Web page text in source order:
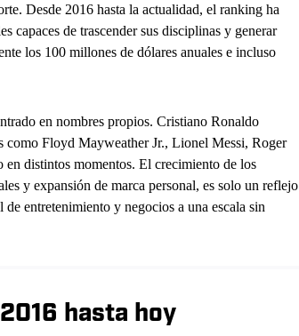
Desde 2016 hasta la actualidad, el ranking ha
capaces de trascender sus disciplinas y generar
los 100 millones de dólares anuales e incluso
en nombres propios. Cristiano Ronaldo
como Floyd Mayweather Jr., Lionel Messi, Roger
distintos momentos. El crecimiento de los
y expansión de marca personal, es solo un reflejo
entretenimiento y negocios a una escala sin
hasta hoy